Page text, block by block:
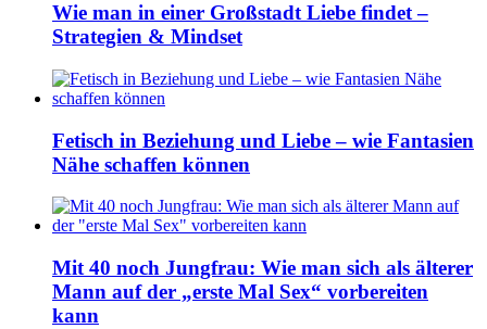
Wie man in einer Großstadt Liebe findet –
Strategien & Mindset
Fetisch in Beziehung und Liebe – wie Fantasien
Nähe schaffen können
Mit 40 noch Jungfrau: Wie man sich als älterer
Mann auf der „erste Mal Sex“ vorbereiten
kann